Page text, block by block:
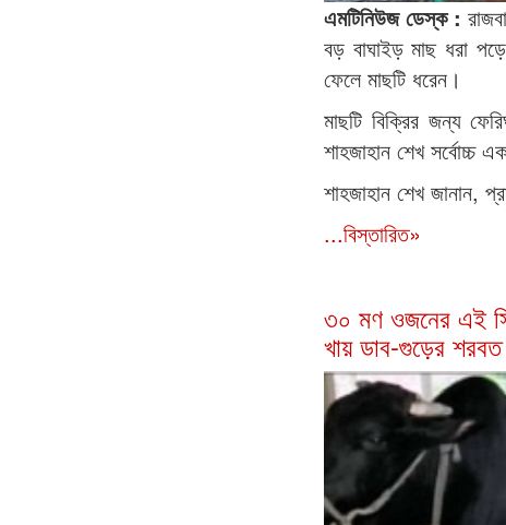
এমটিনিউজ ডেস্ক :
বড় বাঘাইড় মাছ ধরা
ফেলে মাছটি ধরেন।
মাছটি বিক্রির জন্য
শাহজাহান শেখ সর্বোচ্চ
শাহজাহান শেখ জানান,
...বিস্তারিত»
৩০ মণ ওজনের এই
খায় ডাব-গুড়ের শরবত